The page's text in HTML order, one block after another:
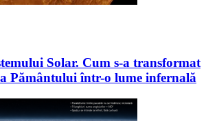
Solar. Cum s-a transformat
Pământului într-o lume infernală